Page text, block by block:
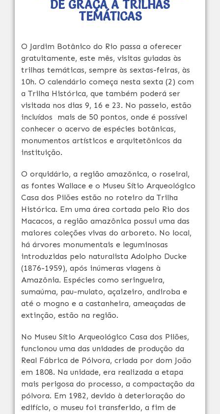
DE GRAÇA A TRILHAS
TEMÁTICAS
O Jardim Botânico do Rio passa a oferecer
gratuitamente, este mês, visitas guiadas às
trilhas temáticas, sempre às sextas-feiras, às
10h. O calendário começa nesta sexta (2) com
a Trilha Histórica, que também poderá ser
visitada nos dias 9, 16 e 23. No passeio, estão
incluídos mais de 50 pontos, onde é possível
conhecer o acervo de espécies botânicas,
monumentos artísticos e arquitetônicos da
instituição.
O orquidário, a região amazônica, o roseiral,
as fontes Wallace e o Museu Sítio Arqueológico
Casa dos Pilões estão no roteiro da Trilha
Histórica. Em uma área cortada pelo Rio dos
Macacos, a região amazônica possui uma das
maiores coleções vivas do arboreto. No local,
há árvores monumentais e leguminosas
introduzidas pelo naturalista Adolpho Ducke
(1876-1959), após inúmeras viagens à
Amazônia. Espécies como seringueira,
sumaúma, pau-mulato, açaizeiro, andiroba e
até o mogno e a castanheira, ameaçadas de
extinção, estão na região.
No Museu Sítio Arqueológico Casa dos Pilões,
funcionou uma das unidades de produção da
Real Fábrica de Pólvora, criada por dom João
em 1808. Na unidade, era realizada a etapa
mais perigosa do processo, a compactação da
pólvora. Em 1982, devido à deterioração do
edifício, o museu foi transferido, a fim de